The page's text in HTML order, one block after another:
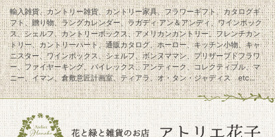
輸入雑貨、カントリー雑貨、カントリー家具、フラワーギフト、カタログギ
フト、贈り物、ラングカレンダー、ラガディ アン＆アンディ、ワインボック
ス、シェルフ、カントリーボックス、アメリカンカントリー、フレンチカン
トリー、カントリーハート、通販カタログ、ホーロー、キッチン小物、キャ
ニスター、ワインボックス、シェルフ、ボンヌママン、プリザーブドフラワ
ー、ファイヤーキング、パイレックス、アンティーク、コレクティブル、マ
ニー、イマン、倉敷意匠計画室、ティアラ、オ・タン・ジャディス etc...